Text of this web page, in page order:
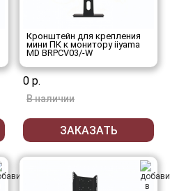
Кронштейн для крепления
мини ПК к монитору iiyama
MD BRPCV03/-W
0 р.
В наличии
ЗАКАЗАТЬ